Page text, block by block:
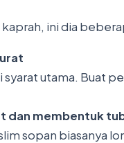
kaprah, ini dia
syarat utama. Buat
dan membentuk
sopan biasanya